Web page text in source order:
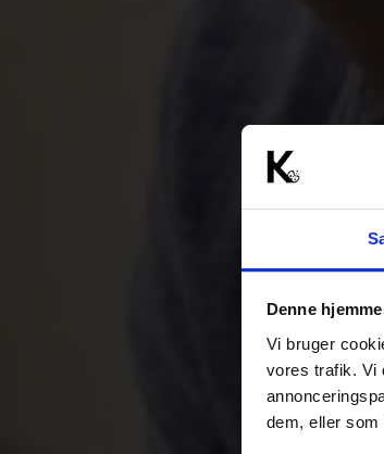
Denne
Vi bruger
vores trafik. Vi
dem, eller som